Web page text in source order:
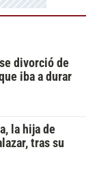
divorció de
iba a durar
la hija de
tras su